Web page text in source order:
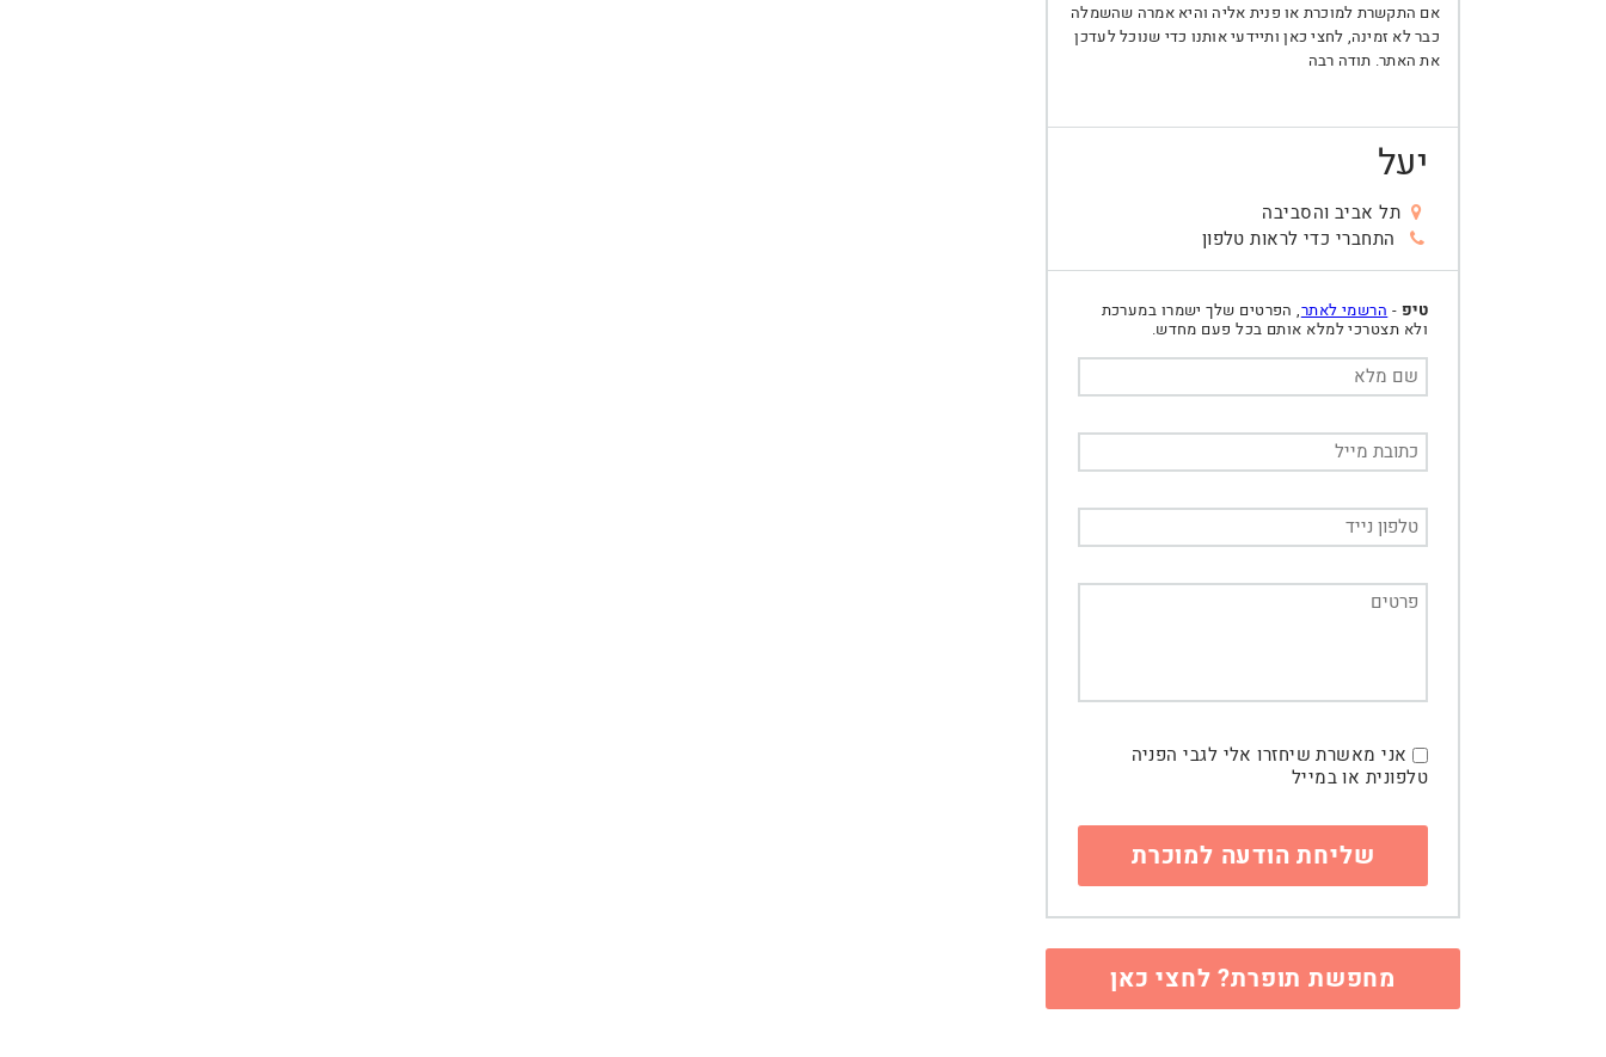
אם התקשרת למוכרת או פנית אליה והיא אמרה שהשמלה
כבר לא זמינה, לחצי כאן ותיידעי אותנו כדי שנוכל לעדכן
את האתר. תודה רבה
יעל
תל אביב והסביבה
התחברי כדי לראות טלפון
טיפ - הרשמי לאתר, הפרטים שלך ישמרו במערכת
ולא תצטרכי למלא אותם בכל פעם מחדש.
אני מאשרת שיחזרו אלי לגבי הפניה
טלפונית או במייל
מחפשת תופרת? לחצי כאן